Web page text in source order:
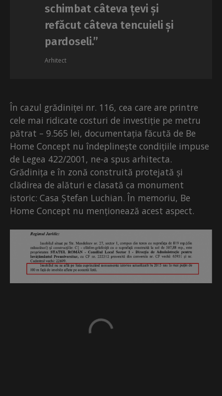
schimbat câteva țevi și
refăcut câteva tencuieli și
pardoseli.”
Arhitect
În cazul grădiniței nr. 116, cea care are printre
cele mai ridicate costuri de investiție pe metru
pătrat – 9.565 lei, documentația făcută de Be
Home Concept nu îndeplinește condițiile impuse
de Legea 422/2001, ne-a spus arhitecta.
Grădinița e în zonă construită protejată și
clădirea de alături e clasată ca monument
istoric: Casa Ștefan Luchian. În memoriu, Be
Home Concept nu menționează acest aspect.